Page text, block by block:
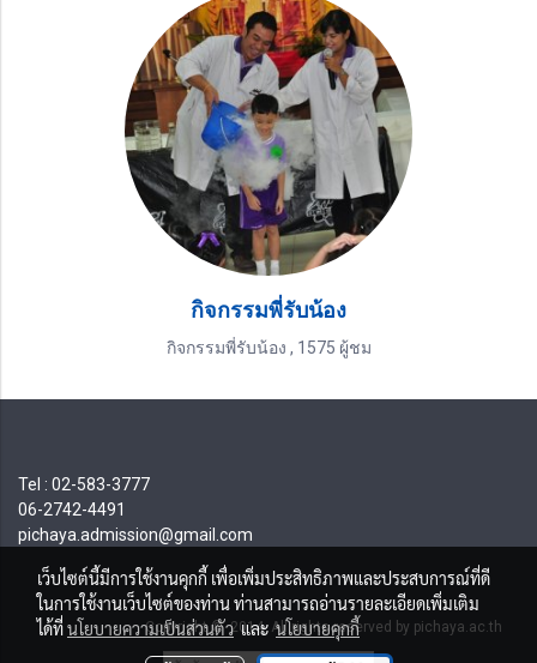
กิจกรรมพี่รับน้อง
กิจกรรมพี่รับน้อง , 1575 ผู้ชม
Tel : 02-583-3777
06-2742-4491
pichaya.admission@gmail.com
Copyright © 2014 All rights reserved by pichaya.ac.th
เว็บไซต์นี้มีการใช้งานคุกกี้ เพื่อเพิ่มประสิทธิภาพและประสบการณ์ที่ดี
ในการใช้งานเว็บไซต์ของท่าน ท่านสามารถอ่านรายละเอียดเพิ่มเติม
ได้ที่นโยบายความเป็นส่วนตัวและนโยบายคุกกี้